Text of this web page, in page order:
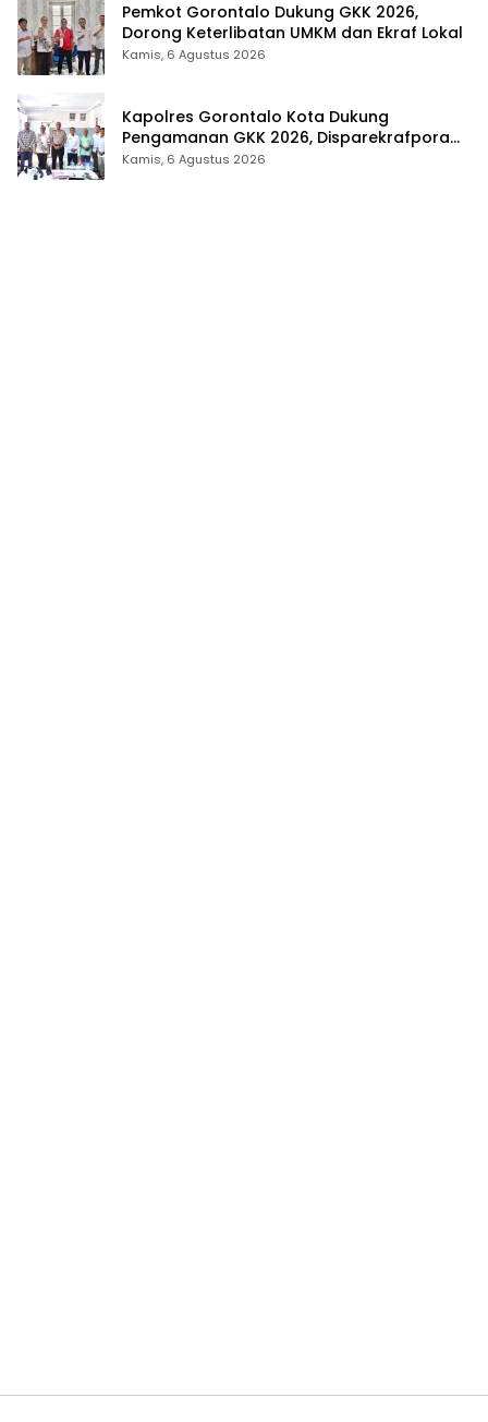
Pemkot Gorontalo Dukung GKK 2026,
Dorong Keterlibatan UMKM dan Ekraf Lokal
Kamis, 6 Agustus 2026
Kapolres Gorontalo Kota Dukung
Pengamanan GKK 2026, Disparekrafpora
Perkuat Sinergi Lintas Sektor
Kamis, 6 Agustus 2026